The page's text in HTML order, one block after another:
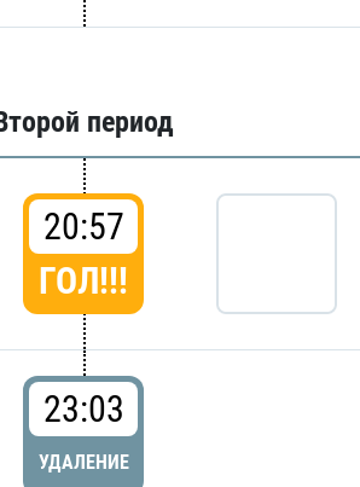
период
20:57
ГОЛ!!!
23:03
УДАЛЕНИЕ